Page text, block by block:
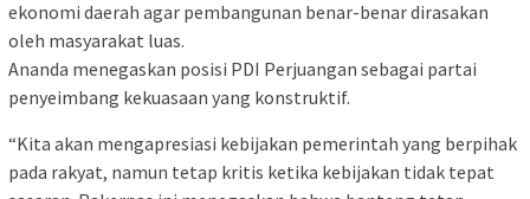
ekonomi daerah agar pembangunan benar-benar dirasakan
oleh masyarakat luas.
Ananda menegaskan posisi PDI Perjuangan sebagai partai
penyeimbang kekuasaan yang konstruktif.
“Kita akan mengapresiasi kebijakan pemerintah yang berpihak
pada rakyat, namun tetap kritis ketika kebijakan tidak tepat